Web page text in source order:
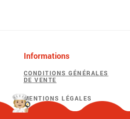
Informations
CONDITIONS GÉNÉRALES
DE VENTE
MENTIONS LÉGALES